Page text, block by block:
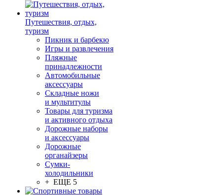
Путешествия, отдых,
туризм
Пикник и барбекю
Игры и развлечения
Пляжные
принадлежности
Автомобильные
аксессуары
Складные ножи
и мультитулы
Товары для туризма
и активного отдыха
Дорожные наборы
и аксессуары
Дорожные
органайзеры
Сумки-
холодильники
+ ЕЩЕ 5